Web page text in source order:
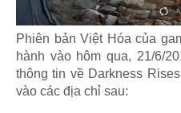
Phiên bản Việt Hóa của
hành vào hôm qua, 21/6/
thông tin về Darkness
vào các địa chỉ sau:​